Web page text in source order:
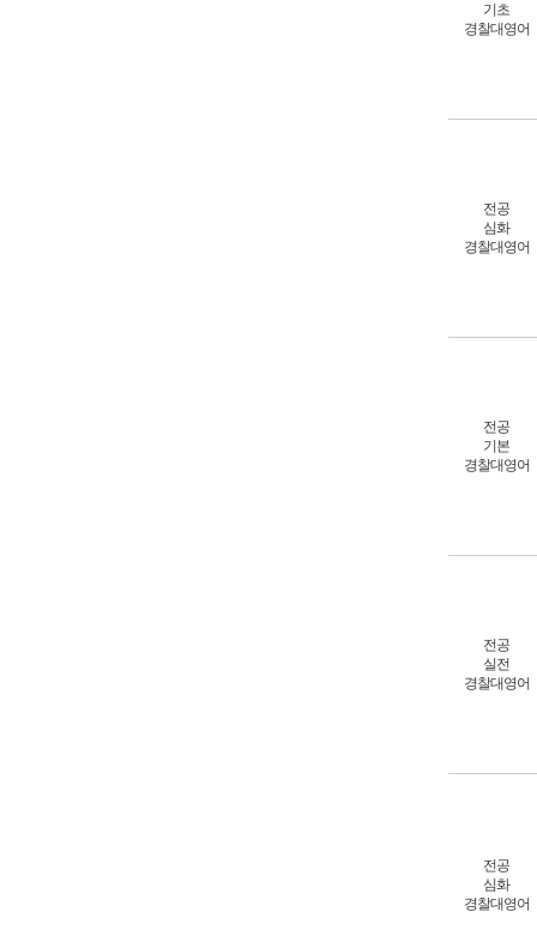
기초
경찰대영어
전공
심화
경찰대영어
전공
기본
경찰대영어
전공
실전
경찰대영어
전공
심화
경찰대영어